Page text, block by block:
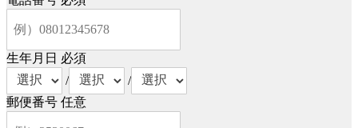
生年月日 必須
/
/
郵便番号 任意